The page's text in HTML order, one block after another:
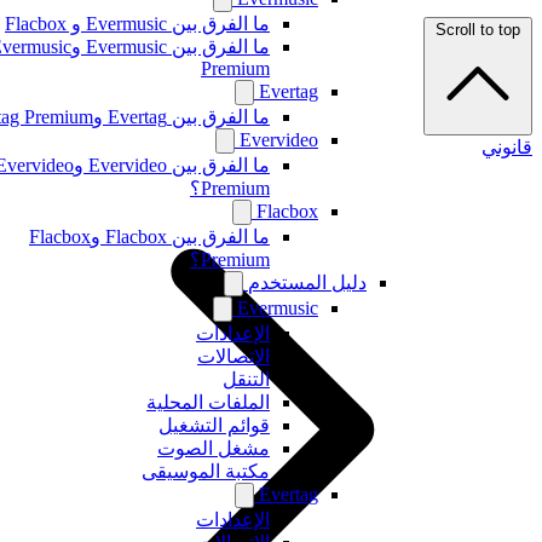
ما الفرق بين Evermusic و Flacbox
ما الفرق بين Evermusic وEvermusic
Premium
Evertag
ما الفرق بين Evertag وEvertag Premium
Evervideo
ما الفرق بين Evervideo وEvervideo
Premium؟
Flacbox
ما الفرق بين Flacbox وFlacbox
Premium؟
دليل المستخدم
Evermusic
الإعدادات
الاتصالات
التنقل
الملفات المحلية
قوائم التشغيل
مشغل الصوت
مكتبة الموسيقى
Evertag
الإعدادات
Scroll to top
قانوني